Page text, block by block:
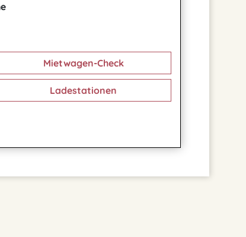
Mietwagen-Check
Ladestationen